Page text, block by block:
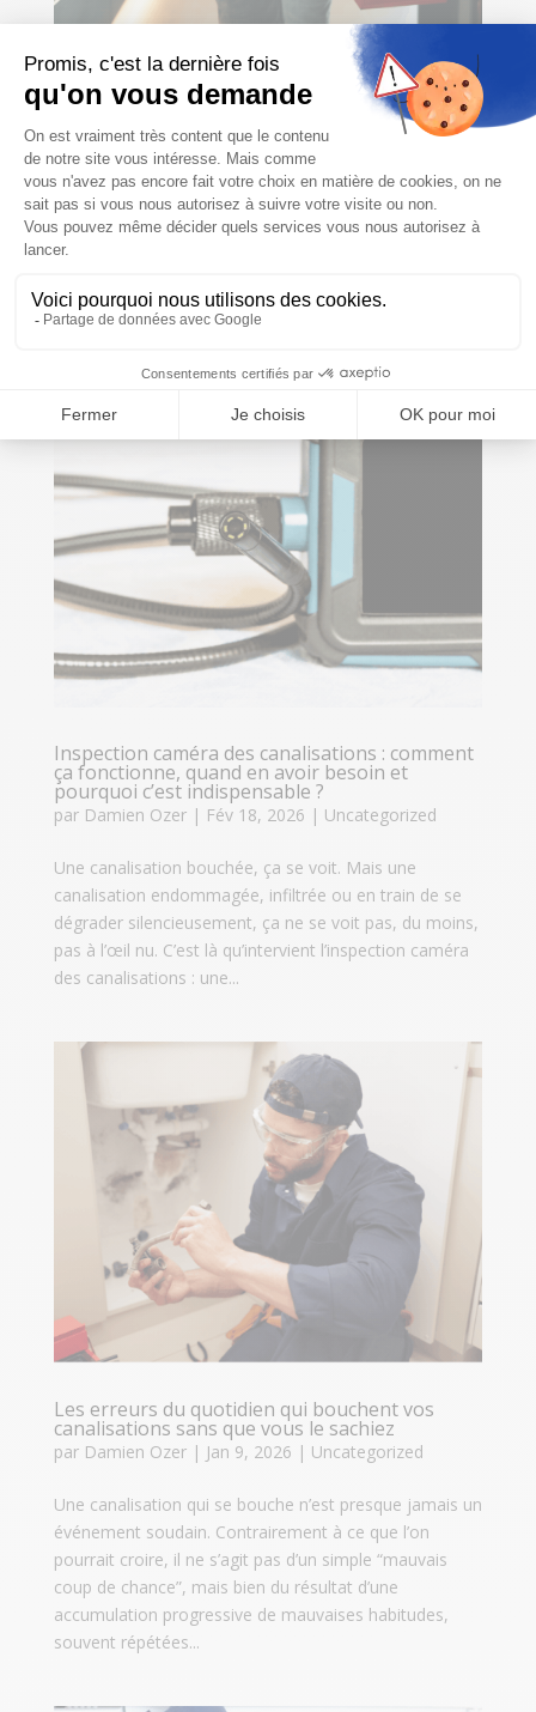
Canalisation bouchée : locataire ou
propriétaire, qui doit payer en Belgique ?
parOumar Bangoura|Mar 10, 2026 Actualités,
Uncategorized
C’est l’une des situations qui peut être source de
tensions dans une relation locative : l’évier ne s’écoule
le portefeuille. D’un côté, le locataire estime que « c’est
la...
Inspection caméra des canalisations : comment
ça fonctionne, quand en avoir besoin et
pourquoi c’est indispensable ?
par Damien Ozer| Fév 18, 2026 | Uncategorized
Une canalisation bouchée, ça se voit. Mais une
canalisation endommagée, infiltrée ou en train de se
dégrader silencieusement, ça ne se voit pas, du moins,
pas à l’œil nu. C’est là qu’intervient l’inspection caméra
des canalisations : une...
Les erreurs du quotidien qui bouchent vos
canalisations sans que vous le sachiez
par Damien Ozer| Jan 9, 2026 | Uncategorized
Une canalisation qui se bouche n’est presque jamais un
événement soudain. Contrairement à ce que l’on
pourrait croire, il ne s’agit pas d’un simple “mauvais
coup de chance”, mais bien du résultat d’une
accumulation progressive de mauvaises habitudes,
souvent répétées...